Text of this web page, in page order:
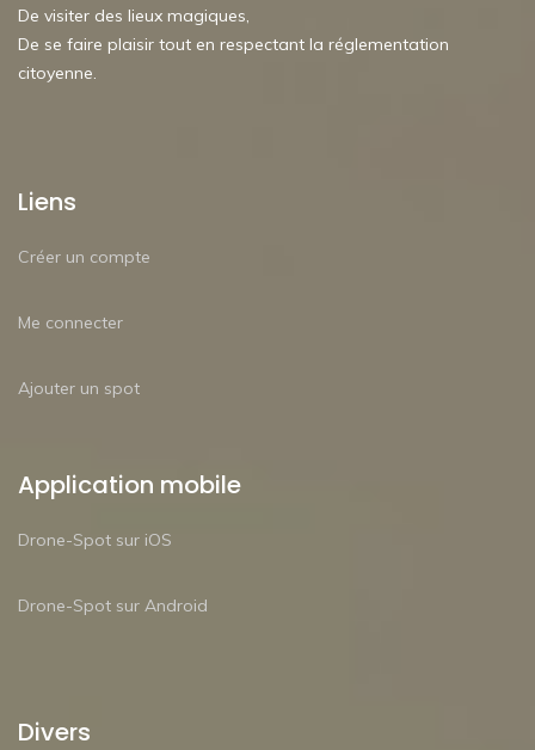
De visiter des lieux magiques,
De se faire plaisir tout en respectant la réglementation
citoyenne.
Liens
Créer un compte
Me connecter
Ajouter un spot
Application mobile
Drone-Spot sur iOS
Drone-Spot sur Android
Divers